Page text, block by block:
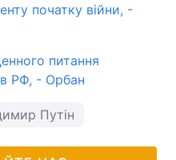
початку війни, -
питання
РФ, - Орбан
Путін